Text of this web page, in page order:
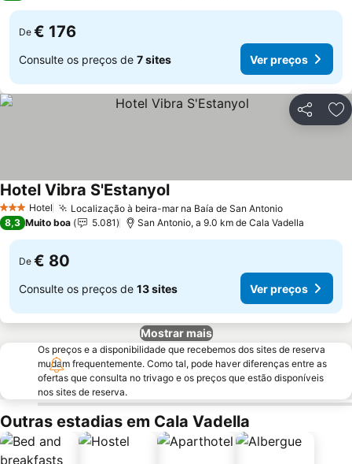
De € 176
Consulte os preços de 7 sites Ver preços
Partilhar
3 EstrelasHotel Localização à beira-mar na Baía de San Antonio
Hotel Vibra S'Estanyol
8,3 Muito boa 5.081 San Antonio, a 9.0 km de Cala Vadella
De € 80
Consulte os preços de 13 sites Ver preços
Mostrar mais
Os preços e a disponibilidade que recebemos dos sites de reserva
mudam frequentemente. Como tal, pode haver diferenças entre as
ofertas que consulta no trivago e os preços que estão disponíveis
nos sites de reserva.
Outras estadias em Cala Vadella